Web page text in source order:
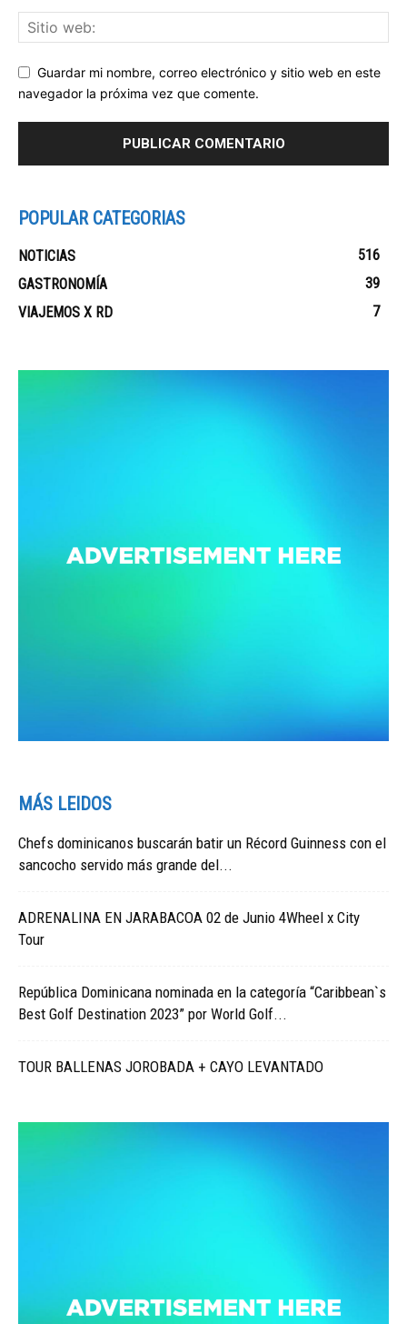
Guardar mi nombre, correo electrónico y sitio web en este
navegador la próxima vez que comente.
POPULAR CATEGORIAS
NOTICIAS
516
GASTRONOMÍA
39
VIAJEMOS X RD
7
MÁS LEIDOS
Chefs dominicanos buscarán batir un Récord Guinness con el
sancocho servido más grande del...
ADRENALINA EN JARABACOA 02 de Junio 4Wheel x City
Tour
República Dominicana nominada en la categoría “Caribbean`s
Best Golf Destination 2023” por World Golf...
TOUR BALLENAS JOROBADA + CAYO LEVANTADO